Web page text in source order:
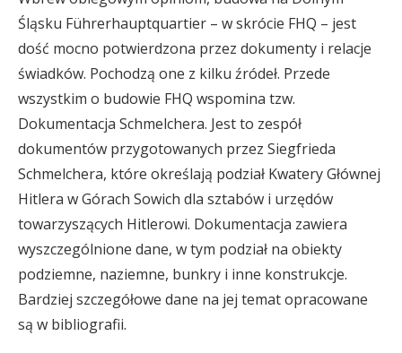
Śląsku Führerhauptquartier – w skrócie FHQ – jest
dość mocno potwierdzona przez dokumenty i relacje
świadków. Pochodzą one z kilku źródeł. Przede
wszystkim o budowie FHQ wspomina tzw.
Dokumentacja Schmelchera. Jest to zespół
dokumentów przygotowanych przez Siegfrieda
Schmelchera, które określają podział Kwatery Głównej
Hitlera w Górach Sowich dla sztabów i urzędów
towarzyszących Hitlerowi. Dokumentacja zawiera
wyszczególnione dane, w tym podział na obiekty
podziemne, naziemne, bunkry i inne konstrukcje.
Bardziej szczegółowe dane na jej temat opracowane
są w bibliografii.